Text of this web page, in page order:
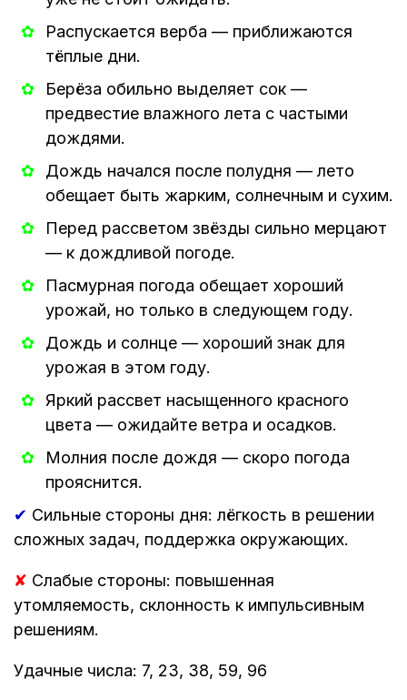
Распускается верба — приближаются
тёплые дни.
Берёза обильно выделяет сок —
предвестие влажного лета с частыми
дождями.
Дождь начался после полудня — лето
обещает быть жарким, солнечным и сухим.
Перед рассветом звёзды сильно мерцают
— к дождливой погоде.
Пасмурная погода обещает хороший
урожай, но только в следующем году.
Дождь и солнце — хороший знак для
урожая в этом году.
Яркий рассвет насыщенного красного
цвета — ожидайте ветра и осадков.
Молния после дождя — скоро погода
прояснится.
✔ Сильные стороны дня: лёгкость в решении
сложных задач, поддержка окружающих.
✘ Слабые стороны: повышенная
утомляемость, склонность к импульсивным
решениям.
Удачные числа: 7, 23, 38, 59, 96